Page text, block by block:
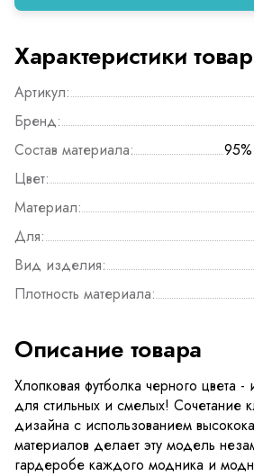
Характеристики
Артикул:
Бренд:
Состав материала:
Цвет:
Материал:
Для:
Вид изделия:
Плотность материала:
Описание товара
Хлопковая футболка черного цвета
для стильных и смелых! Сочетание
дизайна с использованием
материалов делает эту модель
гардеробе каждого модника и